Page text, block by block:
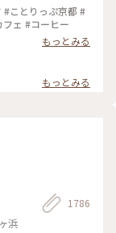
#ことりっぷ京都 #
ェ #コーヒー
もっとみる
もっとみる
浜
1786